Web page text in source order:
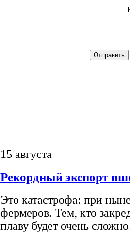
15 августа
Рекордный экспорт
Это катастрофа: при
фермеров. Тем, кто
плаву будет очень